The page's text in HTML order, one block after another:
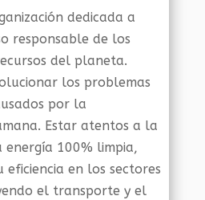
dedicada a
responsable de los
del planeta.
los problemas
por la
Estar atentos a la
energía 100% limpia,
eficiencia en los sectores
el transporte y el